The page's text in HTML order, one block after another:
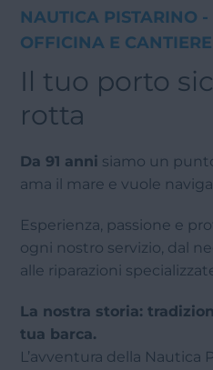
NAUTICA PISTARINO -
OFFICINA E
Il tuo porto
rotta
Da 91 anni siamo un
ama il mare e vuole
Esperienza, passione e
ogni nostro servizio, dal
alle riparazioni
La nostra storia:
tua barca.
L’avventura della Nautica